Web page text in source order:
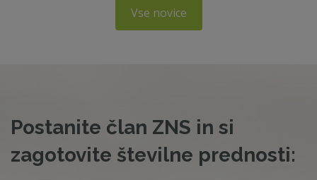
Vse novice
Postanite član ZNS in si
zagotovite številne prednosti: